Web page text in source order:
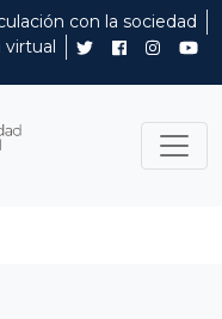
con la sociedad
virtual